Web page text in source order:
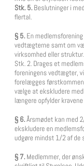
Stk. 5. Beslutninger i
flertal.
§ 5. En
vedtægterne samt om
virksomhed eller struktur.
Stk. 2. Drages et
foreningens vedtægter,
forelægges
vælge at ekskludere
længere opfylder
§ 6.Årsmødet kan med
ekskludere en
udgøre mindst 1/2 af de
§ 7. Medlemmer, der